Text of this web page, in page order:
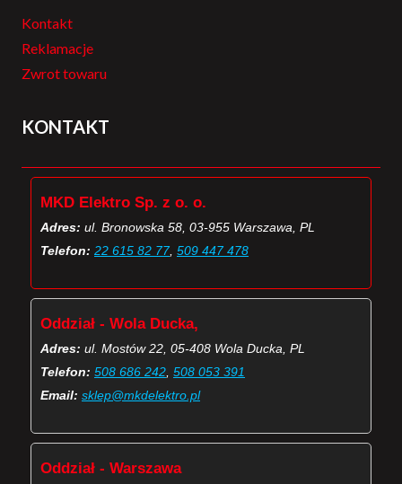
Kontakt
Reklamacje
Zwrot towaru
KONTAKT
MKD Elektro Sp. z o. o.
Adres: ul. Bronowska 58, 03-955 Warszawa, PL
Telefon: 22 615 82 77, 509 447 478
Oddział - Wola Ducka,
Adres: ul. Mostów 22, 05-408 Wola Ducka, PL
Telefon: 508 686 242 508 053 391
Email: sklep@mkdelektro.pl
Oddział - Warszawa